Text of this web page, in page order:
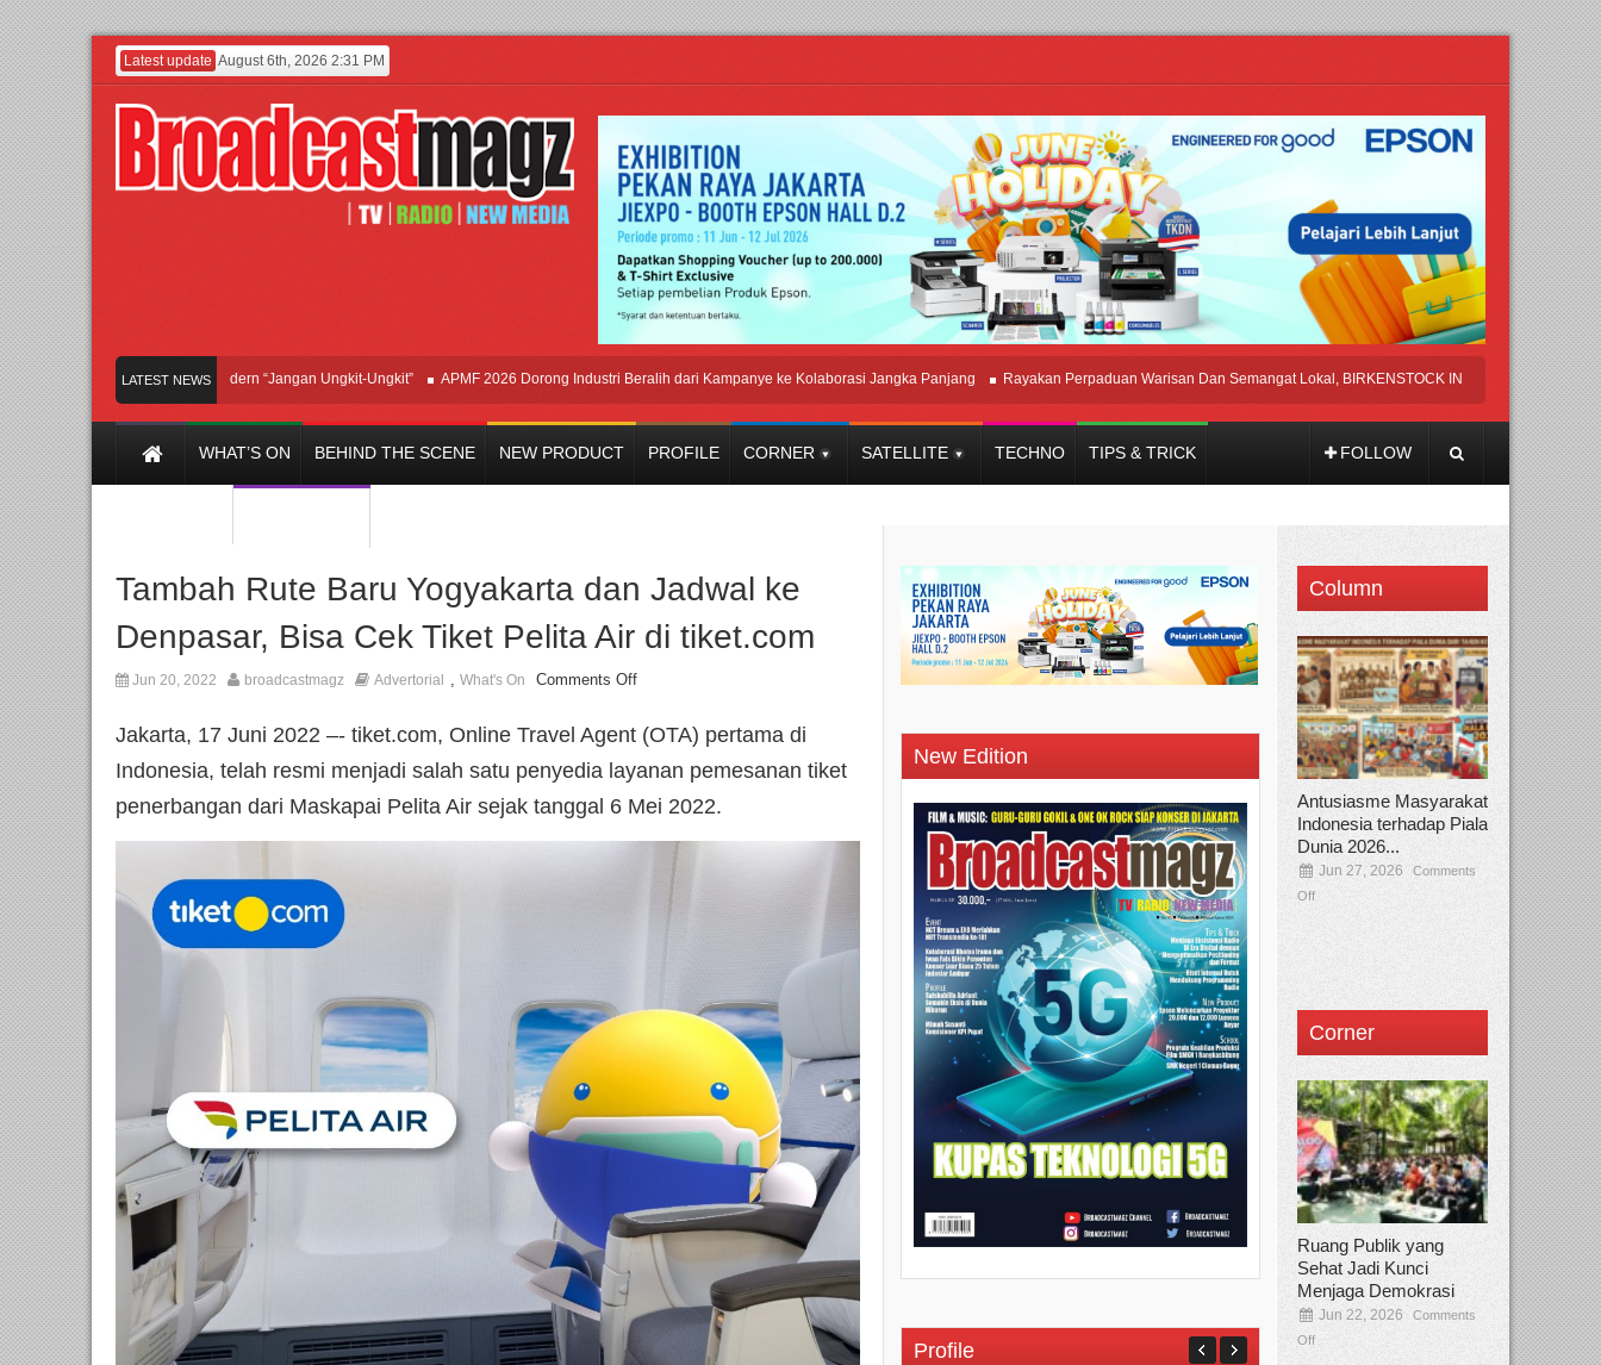
Latest update August 6th, 2026 2:31 PM
LATEST NEWS
Afan Hadirkan Hipdut Modern “Jangan Ungkit-Ungkit” APMF 2026 Dorong Industri Beralih dari Kampanye ke Kolaborasi Jangka Panjang Rayakan Perpaduan Warisan Dan Semangat Lokal, BIRKENSTOCK INDONESIA Membuka Took
WHAT’S ON BEHIND THE SCENE NEW PRODUCT PROFILE CORNER SATELLITE TECHNO TIPS & TRICK FOLLOW
Tambah Rute Baru Yogyakarta dan Jadwal ke
Denpasar, Bisa Cek Tiket Pelita Air di tiket.com
Jun 20, 2022 broadcastmagz Advertorial , What's On Comments Off
Jakarta, 17 Juni 2022 –- tiket.com, Online Travel Agent (OTA) pertama di
Indonesia, telah resmi menjadi salah satu penyedia layanan pemesanan tiket
penerbangan dari Maskapai Pelita Air sejak tanggal 6 Mei 2022.
New Edition
Profile
Column
Antusiasme Masyarakat
Indonesia terhadap Piala
Dunia 2026...
Jun 27, 2026
Comments
Off
Corner
Ruang Publik yang
Sehat Jadi Kunci
Menjaga Demokrasi
Jun 22, 2026
Comments
Off